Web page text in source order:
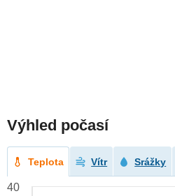
Výhled počasí
Teplota Vítr Srážky
40